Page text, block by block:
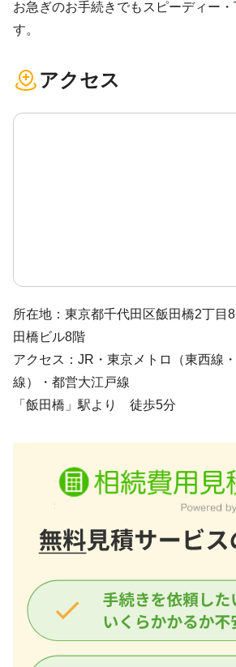
お急ぎのお手続きでもスピーディー
す。
アクセス
所在地：東京都千代田区飯田橋2丁目
田橋ビル8階
アクセス：JR・東京メトロ（東西線
線）・都営大江戸線
「飯田橋」駅より 徒歩5分